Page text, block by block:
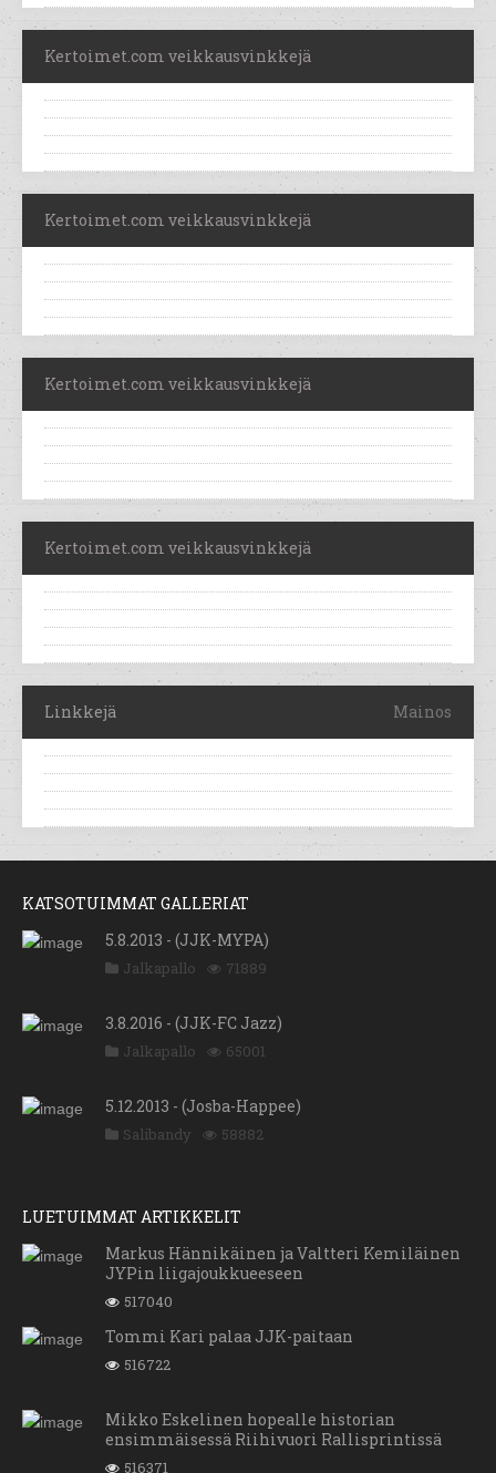
Kertoimet.com veikkausvinkkejä
Kertoimet.com veikkausvinkkejä
Kertoimet.com veikkausvinkkejä
Kertoimet.com veikkausvinkkejä
Linkkejä Mainos
KATSOTUIMMAT GALLERIAT
5.8.2013 - (JJK-MYPA)
Jalkapallo 71889
3.8.2016 - (JJK-FC Jazz)
Jalkapallo 65001
5.12.2013 - (Josba-Happee)
Salibandy 58882
LUETUIMMAT ARTIKKELIT
Markus Hännikäinen ja Valtteri Kemiläinen
JYPin liigajoukkueeseen
517040
Tommi Kari palaa JJK-paitaan
516722
Mikko Eskelinen hopealle historian
ensimmäisessä Riihivuori Rallisprintissä
516371